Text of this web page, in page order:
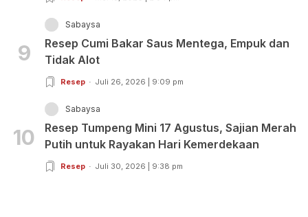
9
Sabaysa
Resep Cumi Bakar Saus Mentega, Empuk dan
Tidak Alot
Resep Juli 26, 2026 | 9:09 pm
10
Sabaysa
Resep Tumpeng Mini 17 Agustus, Sajian Merah
Putih untuk Rayakan Hari Kemerdekaan
Resep Juli 30, 2026 | 9:38 pm